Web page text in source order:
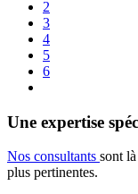
2
3
4
5
6
Une expertise
Nos consultants sont
plus pertinentes.